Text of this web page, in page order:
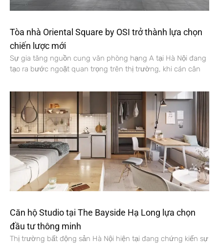
Tòa nhà Oriental Square by OSI trở thành lựa chọn
chiến lược mới
Sự gia tăng nguồn cung văn phòng hạng A tại Hà Nội đang
tạo ra bước ngoặt quan trọng trên thị trường, khi cán cân
Căn hộ Studio tại The Bayside Hạ Long lựa chọn
đầu tư thông minh
Thị trường bất động sản Hà Nội hiện tại đang chứng kiến sự